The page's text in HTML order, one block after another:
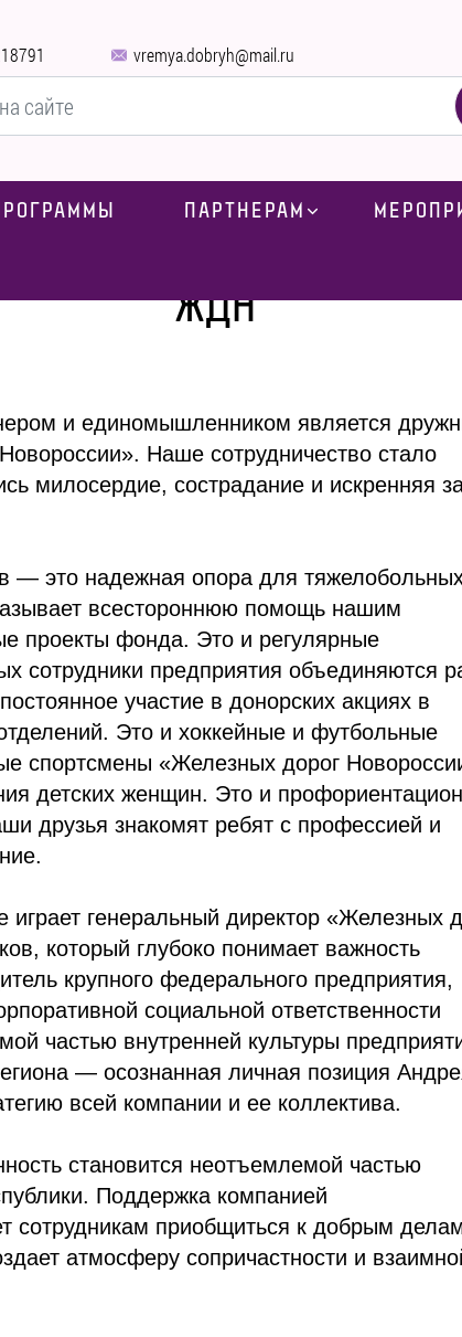
vremya.dobryh@mail.ru
ПАРТНЕРАМ
ЖДН
и единомышленником является
Наше сотрудничество стало
милосердие, сострадание и искренняя
— это надежная опора для
всестороннюю помощь нашим
проекты фонда. Это и регулярные
сотрудники предприятия объединяются
участие в донорских акциях в
Это и хоккейные и футбольные
спортсмены «Железных дорог
детских женщин. Это и
друзья знакомят ребят с профессией и
генеральный директор «Железных
который глубоко понимает важность
крупного федерального предприятия,
социальной ответственности
частью внутренней культуры
— осознанная личная позиция
всей компании и ее коллектива.
становится неотъемлемой частью
Поддержка компанией
сотрудникам приобщиться к добрым
атмосферу сопричастности и